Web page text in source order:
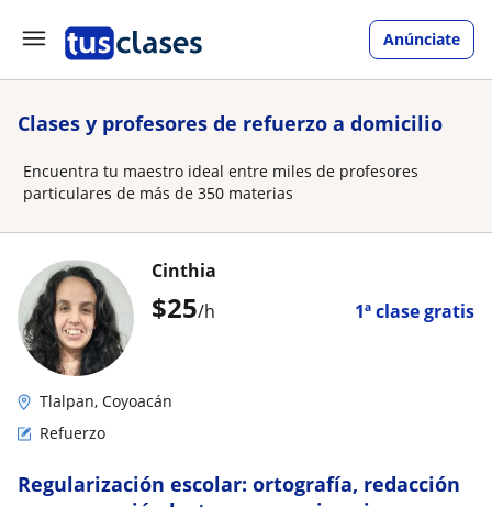
Anúnciate
Clases y profesores de refuerzo a domicilio
Encuentra tu maestro ideal entre miles de profesores
particulares de más de 350 materias
$25/h 1ª clase gratis
Cinthia
Tlalpan, Coyoacán
Refuerzo
Regularización escolar: ortografía, redacción